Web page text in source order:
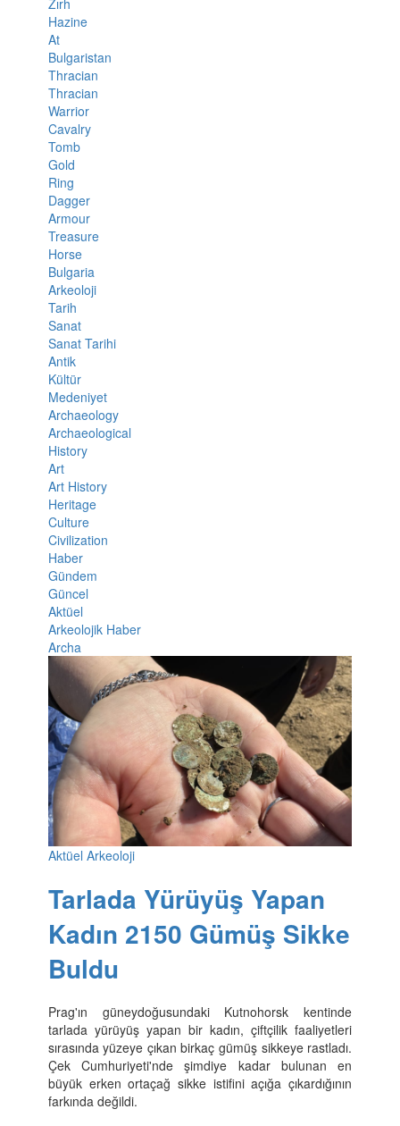
Hazine
At
Bulgaristan
Thracian
Thracian
Warrior
Cavalry
Tomb
Gold
Ring
Dagger
Armour
Treasure
Horse
Bulgaria
Arkeoloji
Tarih
Sanat
Sanat Tarihi
Antik
Kültür
Medeniyet
Archaeology
Archaeological
History
Art
Art History
Heritage
Culture
Civilization
Haber
Gündem
Güncel
Aktüel
Arkeolojik Haber
Archa
Aktüel Arkeoloji
Tarlada Yürüyüş Yapan
Kadın 2150 Gümüş Sikke
Buldu
Prag'ın güneydoğusundaki Kutnohorsk kentinde
tarlada yürüyüş yapan bir kadın, çiftçilik faaliyetleri
sırasında yüzeye çıkan birkaç gümüş sikkeye rastladı.
Çek Cumhuriyeti'nde şimdiye kadar bulunan en
büyük erken ortaçağ sikke istifini açığa çıkardığının
farkında değildi.